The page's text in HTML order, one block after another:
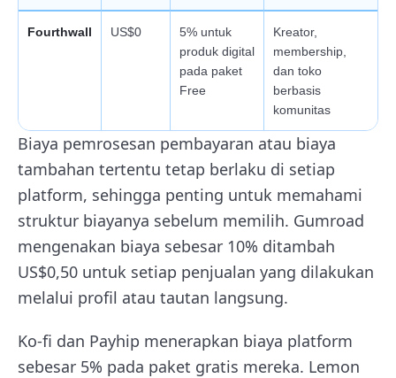
Fourthwall US$0
5% untuk
produk digital
pada paket
Free
Kreator,
membership,
dan toko
berbasis
komunitas
Biaya pemrosesan pembayaran atau biaya
tambahan tertentu tetap berlaku di setiap
platform, sehingga penting untuk memahami
struktur biayanya sebelum memilih. Gumroad
mengenakan biaya sebesar 10% ditambah
US$0,50 untuk setiap penjualan yang dilakukan
melalui profil atau tautan langsung.
Ko-fi dan Payhip menerapkan biaya platform
sebesar 5% pada paket gratis mereka. Lemon